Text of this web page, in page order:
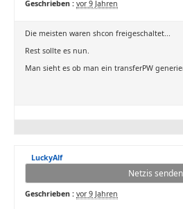
Geschrieben : vor 9 Jahren
Die meisten waren shcon freigeschaltet...
Rest sollte es nun.
Man sieht es ob man ein transferPW
LuckyAlf
Netzis senden
Geschrieben : vor 9 Jahren